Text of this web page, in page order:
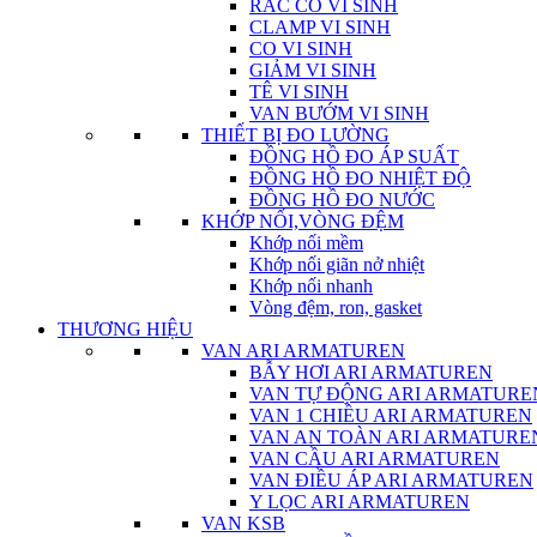
RẮC CO VI SINH
CLAMP VI SINH
CO VI SINH
GIẢM VI SINH
TÊ VI SINH
VAN BƯỚM VI SINH
THIẾT BỊ ĐO LƯỜNG
ĐỒNG HỒ ĐO ÁP SUẤT
ĐỒNG HỒ ĐO NHIỆT ĐỘ
ĐỒNG HỒ ĐO NƯỚC
KHỚP NỐI,VÒNG ĐỆM
Khớp nối mềm
Khớp nối giãn nở nhiệt
Khớp nối nhanh
Vòng đệm, ron, gasket
THƯƠNG HIỆU
VAN ARI ARMATUREN
BẪY HƠI ARI ARMATUREN
VAN TỰ ĐỘNG ARI
VAN 1 CHIỀU ARI ARMATUREN
VAN AN TOÀN ARI
VAN CẦU ARI ARMATUREN
VAN ĐIỀU ÁP ARI ARMATUREN
Y LỌC ARI ARMATUREN
VAN KSB